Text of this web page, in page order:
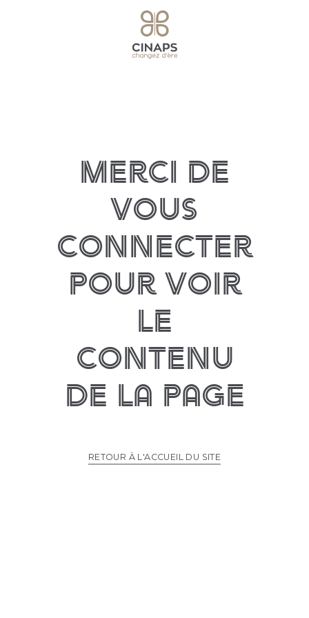
Merci de
vous
connecter
pour voir
le
contenu
de la page
RETOUR À L'ACCUEIL DU SITE